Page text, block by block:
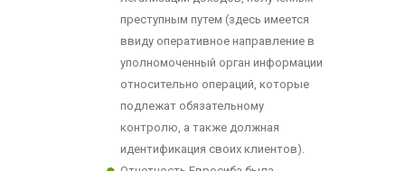
преступным путем (здесь имеется
ввиду оперативное направление в
уполномоченный орган информации
относительно операций, которые
подлежат обязательному
контролю, а также должная
идентификация своих клиентов).